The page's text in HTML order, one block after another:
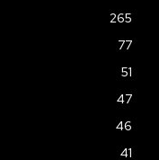
265
77
51
47
46
41